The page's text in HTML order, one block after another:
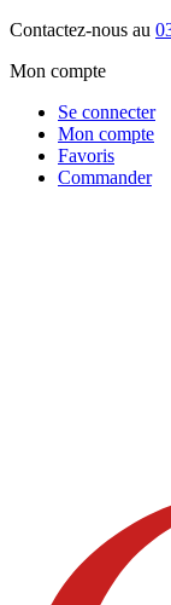
Contactez-nous au
Mon compte
Se connecter
Mon compte
Favoris
Commander